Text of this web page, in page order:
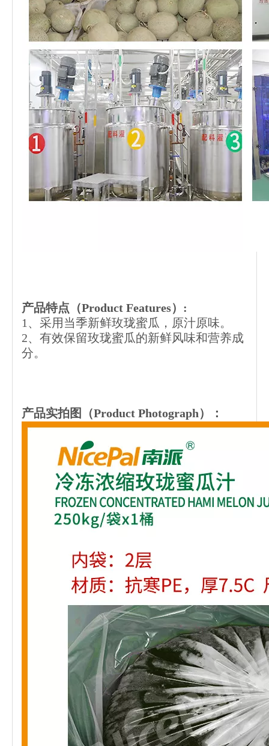
产品特点（Product Features）:
1、采用当季新鲜玫珑蜜瓜，原汁原味。
2、有效保留玫珑蜜瓜的新鲜风味和营养成
分。
产品实拍图（Product Photograph）：